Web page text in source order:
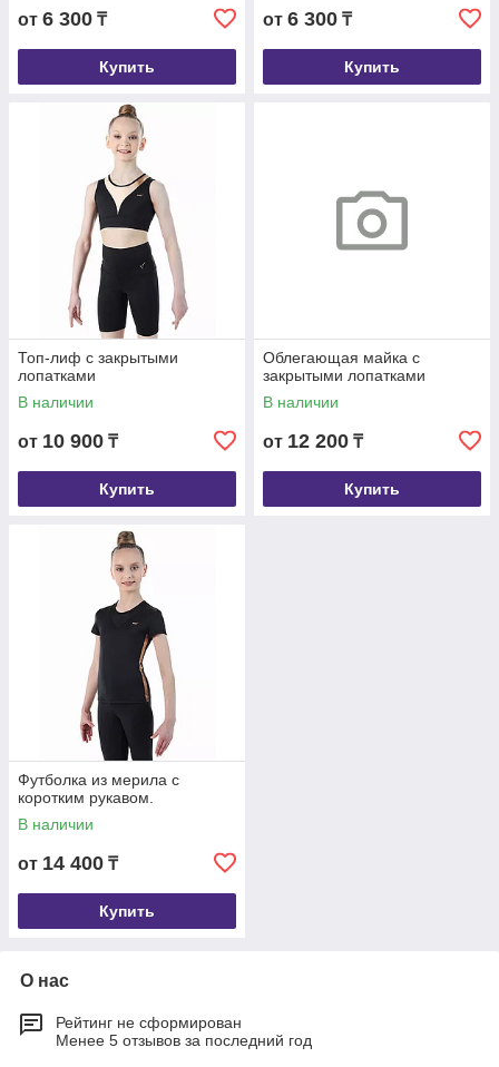
от 6 300 ₸
Купить
от 6 300 ₸
Купить
Топ-лиф с закрытыми
лопатками
В наличии
от 10 900 ₸
Купить
Облегающая майка с
закрытыми лопатками
В наличии
от 12 200 ₸
Купить
Футболка из мерила с
коротким рукавом.
В наличии
от 14 400 ₸
Купить
О нас
Рейтинг не сформирован
Менее 5 отзывов за последний год